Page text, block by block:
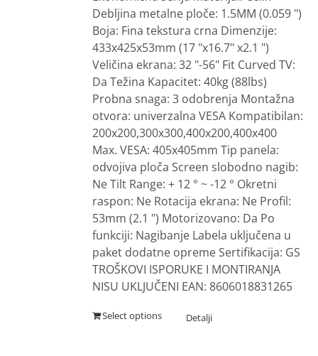
Debljina metalne ploče: 1.5MM (0.059 ")
Boja: Fina tekstura crna Dimenzije:
433x425x53mm (17 "x16.7" x2.1 ")
Veličina ekrana: 32 "-56" Fit Curved TV:
Da Težina Kapacitet: 40kg (88lbs)
Probna snaga: 3 odobrenja Montažna
otvora: univerzalna VESA Kompatibilan:
200x200,300x300,400x200,400x400
Max. VESA: 405x405mm Tip panela:
odvojiva ploča Screen slobodno nagib:
Ne Tilt Range: + 12 ° ~ -12 ° Okretni
raspon: Ne Rotacija ekrana: Ne Profil:
53mm (2.1 ") Motorizovano: Da Po
funkciji: Nagibanje Labela uključena u
paket dodatne opreme Sertifikacija: GS
TROŠKOVI ISPORUKE I MONTIRANJA
NISU UKLJUČENI EAN: 8606018831265
Select options